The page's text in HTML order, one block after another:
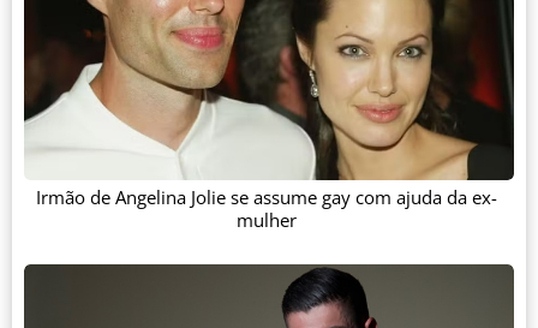
Irmão de Angelina Jolie se assume gay com ajuda da ex-
mulher